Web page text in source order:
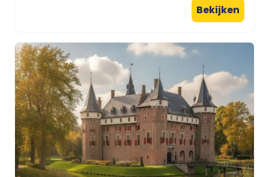
Bekijken